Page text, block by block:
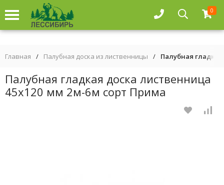
0
Главная / Палубная доска из лиственницы / Палубная
Палубная гладкая доска лиственница
45х120 мм 2м-6м сорт Прима